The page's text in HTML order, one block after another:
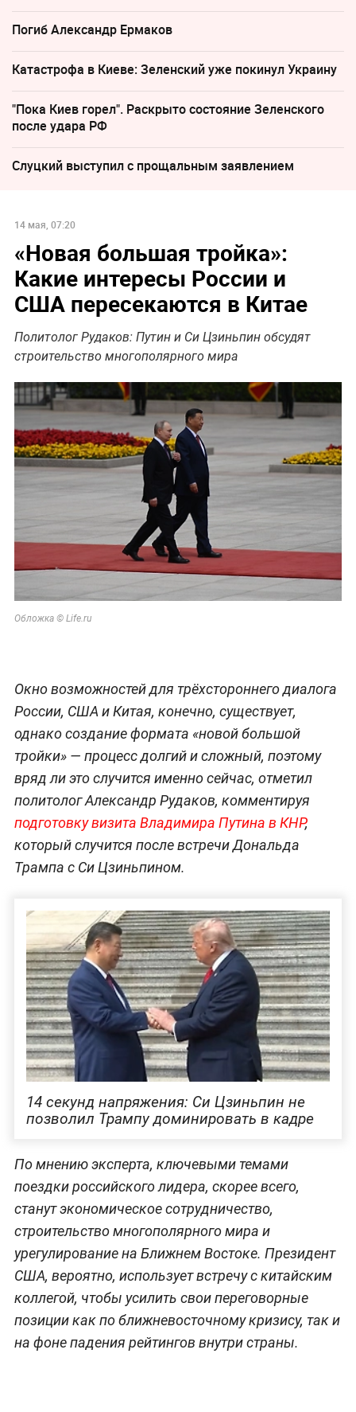
Погиб Александр Ермаков
Катастрофа в Киеве: Зеленский уже покинул Украину
"Пока Киев горел". Раскрыто состояние Зеленского
после удара РФ
Слуцкий выступил с прощальным заявлением
14 мая, 07:20
«Новая большая тройка»:
Какие интересы России и
США пересекаются в Китае
Политолог Рудаков: Путин и Си Цзиньпин обсудят
строительство многополярного мира
Обложка © Life.ru
Окно возможностей для трёхстороннего диалога
России, США и Китая, конечно, существует,
однако создание формата «новой большой
тройки» — процесс долгий и сложный, поэтому
вряд ли это случится именно сейчас, отметил
политолог Александр Рудаков, комментируя
подготовку визита Владимира Путина в КНР,
который случится после встречи Дональда
Трампа с Си Цзиньпином.
14 секунд напряжения: Си Цзиньпин не
позволил Трампу доминировать в кадре
По мнению эксперта, ключевыми темами
поездки российского лидера, скорее всего,
станут экономическое сотрудничество,
строительство многополярного мира и
урегулирование на Ближнем Востоке. Президент
США, вероятно, использует встречу с китайским
коллегой, чтобы усилить свои переговорные
позиции как по ближневосточному кризису, так и
на фоне падения рейтингов внутри страны.